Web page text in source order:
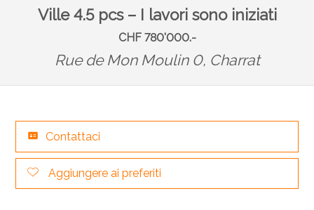
Ville 4.5 pcs – I lavori sono iniziati
CHF 780'000.-
Rue de Mon Moulin 0, Charrat
Contattaci
Aggiungere ai preferiti